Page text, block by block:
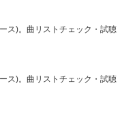
ス)。曲リストチェック・試聴
ス)。曲リストチェック・試聴